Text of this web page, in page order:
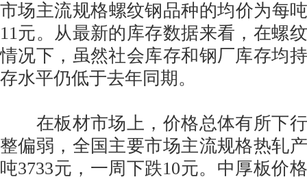
市场主流规格螺纹钢品种的均价为每
11元。从最新的库存数据来看，在螺
情况下，虽然社会库存和钢厂库存均
存水平仍低于去年同期。
在板材市场上，价格总体有所下行
整偏弱，全国主要市场主流规格热轧
吨3733元，一周下跌10元。中厚板价